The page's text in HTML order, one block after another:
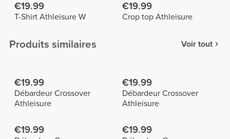
€19.99
T-Shirt Athleisure W
€19.99
Crop top Athleisure
Produits similaires Voir tout
€19.99
Débardeur Crossover
Athleisure
€19.99
Débardeur Crossover
Athleisure
€19.99 €19.99